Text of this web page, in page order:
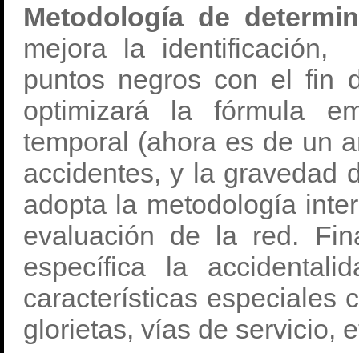
Metodología de
mejora la
puntos negros con el fin
optimizará la fórmula
temporal (ahora es de un
accidentes, y la gravedad
adopta la metodología
evaluación de la red.
específica la
características especiales
glorietas, vías de servicio,